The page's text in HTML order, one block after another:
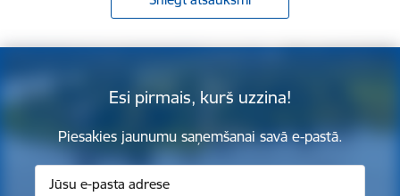
Esi pirmais, kurš uzzina!
Piesakies jaunumu saņemšanai savā e-pastā.